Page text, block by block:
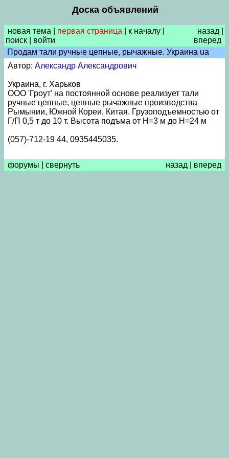
Доска объявлений
новая тема первая страница к началу
поиск
войти
назад
вперед
Продам тали ручные цепные, рычажные. Украина ua
Автор: Александр Александрович
Украина, г. Харьков
ООО 'Гроут' на постоянной основе реализует тали
ручные цепные, цепные рычажные производства
Рымынии, Южной Кореи, Китая. Грузоподъемностью от
Г/П 0,5 т до 10 т. Высота подъма от Н=3 м до Н=24 м
(057)-712-19 44, 0935445035.
форумы свернуть назад вперед